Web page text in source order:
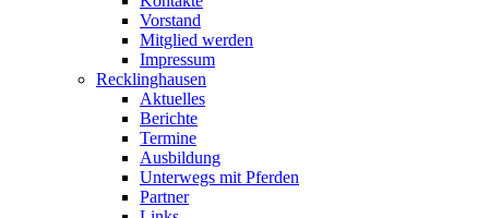
Vorstand
Mitglied werden
Impressum
Recklinghausen
Aktuelles
Berichte
Termine
Ausbildung
Unterwegs mit Pferden
Partner